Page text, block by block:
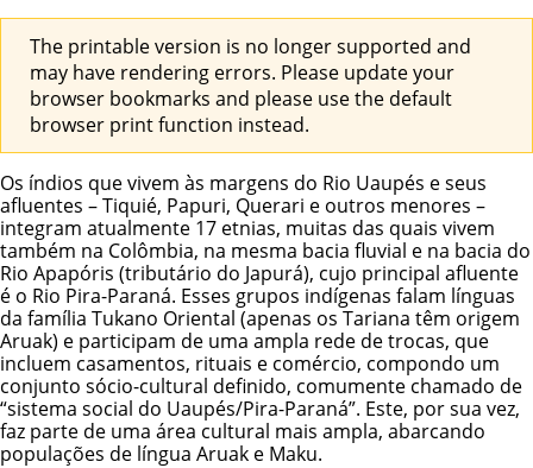
The printable version is no longer supported and
may have rendering errors. Please update your
browser bookmarks and please use the default
browser print function instead.
Os índios que vivem às margens do Rio Uaupés e seus
afluentes – Tiquié, Papuri, Querari e outros menores –
integram atualmente 17 etnias, muitas das quais vivem
também na Colômbia, na mesma bacia fluvial e na bacia do
Rio Apapóris (tributário do Japurá), cujo principal afluente
é o Rio Pira-Paraná. Esses grupos indígenas falam línguas
da família Tukano Oriental (apenas os Tariana têm origem
Aruak) e participam de uma ampla rede de trocas, que
incluem casamentos, rituais e comércio, compondo um
conjunto sócio-cultural definido, comumente chamado de
“sistema social do Uaupés/Pira-Paraná”. Este, por sua vez,
faz parte de uma área cultural mais ampla, abarcando
populações de língua Aruak e Maku.